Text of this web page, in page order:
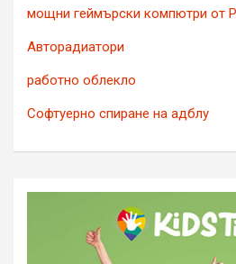
мощни геймърски компютри от
Авторадиатори
работно облекло
Софтуерно спиране на адблу